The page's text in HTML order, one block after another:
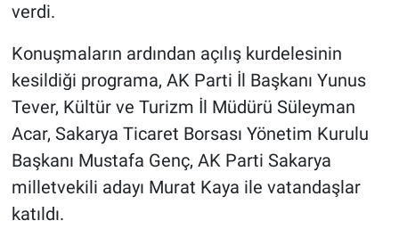
verdi.
Konuşmaların ardından açılış kurdelesinin
kesildiği programa, AK Parti İl Başkanı Yunus
Tever, Kültür ve Turizm İl Müdürü Süleyman
Acar, Sakarya Ticaret Borsası Yönetim Kurulu
Başkanı Mustafa Genç, AK Parti Sakarya
milletvekili adayı Murat Kaya ile vatandaşlar
katıldı.